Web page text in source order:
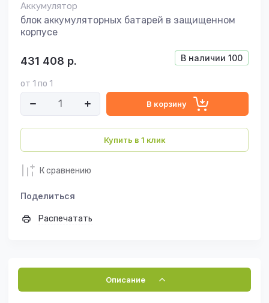
Аккумулятор
блок аккумуляторных батарей в защищенном
корпусе
В наличии 100
431 408 р.
от 1 по 1
В корзину
Купить в 1 клик
К сравнению
Поделиться
Распечатать
Описание